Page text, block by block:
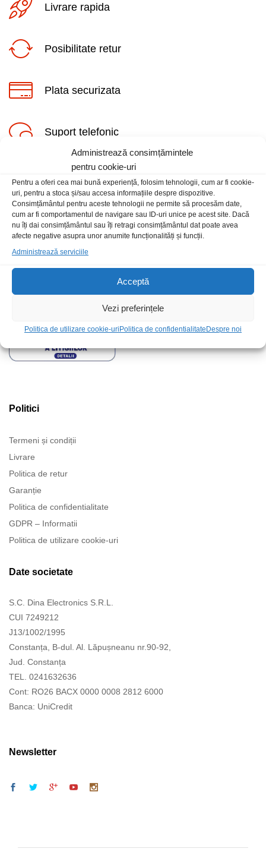
Administrează consimțămintele
pentru cookie-uri
Pentru a oferi cea mai bună experiență, folosim tehnologii, cum ar fi cookie-
uri, pentru a stoca și/sau accesa informațiile despre dispozitive.
Consimțământul pentru aceste tehnologii ne permite să procesăm date,
cum ar fi comportamentul de navigare sau ID-uri unice pe acest site. Dacă
nu îți dai consimțământul sau îți retragi consimțământul dat poate avea
afecte negative asupra unor anumite funcționalități și funcții.
Administrează serviciile
Acceptă
Vezi preferințele
Politica de utilizare cookie-uri Politica de confidentialitate Despre noi
Livrare rapida
Posibilitate retur
Plata securizata
Suport telefonic
Informatii
Contact
Locatia magazinului
Politici
Termeni și condiții
Livrare
Politica de retur
Garanție
Politica de confidentialitate
GDPR – Informatii
Politica de utilizare cookie-uri
Date societate
S.C. Dina Electronics S.R.L.
CUI 7249212
J13/1002/1995
Constanța, B-dul. Al. Lăpușneanu nr.90-92,
Jud. Constanța
TEL. 0241632636
Cont: RO26 BACX 0000 0008 2812 6000
Banca: UniCredit
Newsletter